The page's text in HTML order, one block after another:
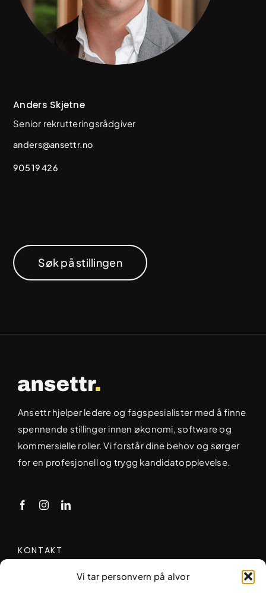
Vi tar personvern på alvor
Anders Skjetne
Senior rekrutteringsrådgiver
anders@ansettr.no
905 19 426
Søk på stillingen
Ansettr hjelper ledere og fagspesialister med å finne
spennende stillinger innen økonomi, software og
kommersielle roller. Vi forstår dine behov og sørger
for en profesjonell og trygg kandidatopplevelse.
KONTAKT
post@ansettr.no